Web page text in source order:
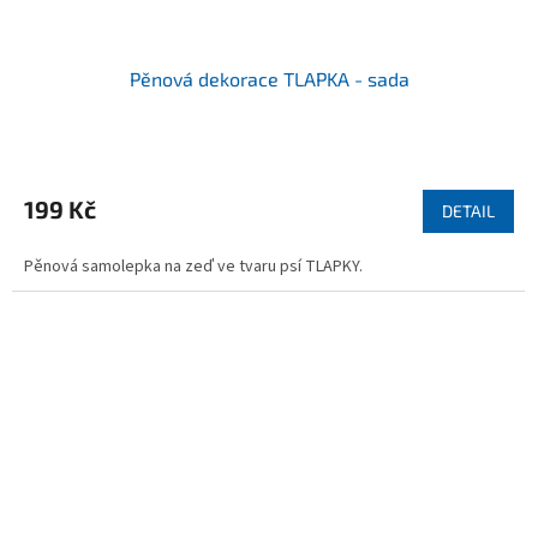
Pěnová dekorace TLAPKA - sada
199 Kč DETAIL
Pěnová samolepka na zeď ve tvaru psí TLAPKY.